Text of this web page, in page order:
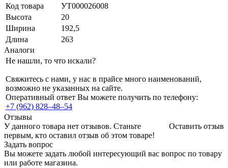
Код товара
УТ000026008
Высота
20
Ширина
192,5
Длина
263
Аналоги
Не нашли, то что искали?
Свяжитесь с нами, у нас в прайсе много наименований,
возможно не указанных на сайте.
Оперативный ответ Вы можете получить по телефону:
+7 (962) 828‒48‒54
Отзывы
Оставить отзыв
У данного товара нет отзывов. Станьте
первым, кто оставил отзыв об этом товаре!
Задать вопрос
Вы можете задать любой интересующий вас вопрос по товару
или работе магазина.